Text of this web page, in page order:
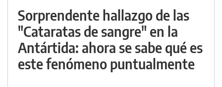
Sorprendente hallazgo de las
"Cataratas de sangre" en la
Antártida: ahora se sabe qué es
este fenómeno puntualmente